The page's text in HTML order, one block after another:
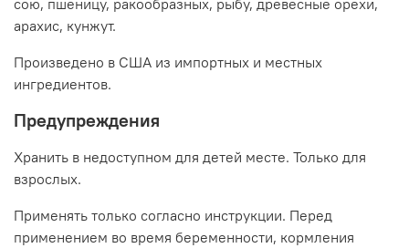
сою, пшеницу, ракообразных, рыбу, древесные орехи,
арахис, кунжут.
Произведено в США из импортных и местных
ингредиентов.
Предупреждения
Хранить в недоступном для детей месте. Только для
взрослых.
Применять только согласно инструкции. Перед
применением во время беременности, кормления